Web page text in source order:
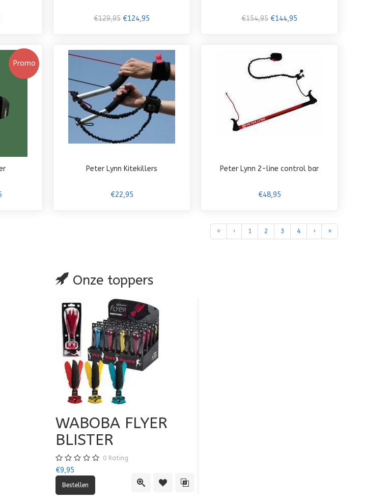
€129,95 €124,95 €154,95 €144,95
Promo
Peter Lynn Kitekillers
€22,95
Peter Lynn 2-line control bar
€48,95
« ‹ 1 2 3 4 › »
Onze toppers
Quick ViewToevoegen aan verlanglijst
Toevoegen aan vergelijking
WABOBA FLYER
BLISTER
0 Rating
€9,95